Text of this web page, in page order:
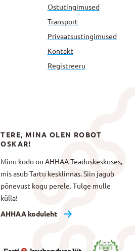
Ostutingimused
Transport
Privaatsus­tingimused
Kontakt
Registreeru
TERE, MINA OLEN ROBOT
OSKAR!
Minu kodu on AHHAA Teaduskeskuses,
mis asub Tartu kesklinnas. Siin jagub
põnevust kogu perele. Tulge mulle
külla!
AHHAA koduleht